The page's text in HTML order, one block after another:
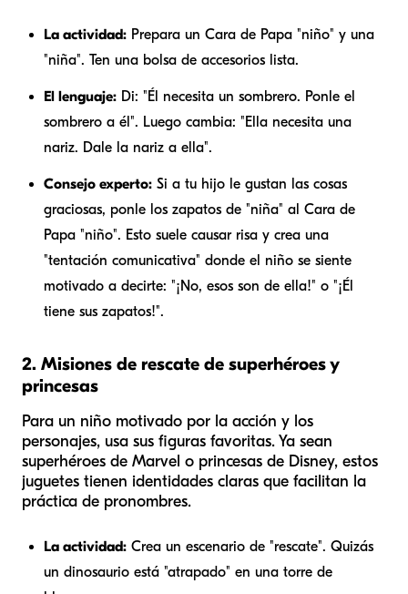
La actividad: Prepara un Cara de Papa "niño" y una
"niña". Ten una bolsa de accesorios lista.
El lenguaje: Di: "Él necesita un sombrero. Ponle el
sombrero a él". Luego cambia: "Ella necesita una
nariz. Dale la nariz a ella".
Consejo experto: Si a tu hijo le gustan las cosas
graciosas, ponle los zapatos de "niña" al Cara de
Papa "niño". Esto suele causar risa y crea una
"tentación comunicativa" donde el niño se siente
motivado a decirte: "¡No, esos son de ella!" o "¡Él
tiene sus zapatos!".
2. Misiones de rescate de superhéroes y
princesas
Para un niño motivado por la acción y los
personajes, usa sus figuras favoritas. Ya sean
superhéroes de Marvel o princesas de Disney, estos
juguetes tienen identidades claras que facilitan la
práctica de pronombres.
La actividad: Crea un escenario de "rescate". Quizás
un dinosaurio está "atrapado" en una torre de